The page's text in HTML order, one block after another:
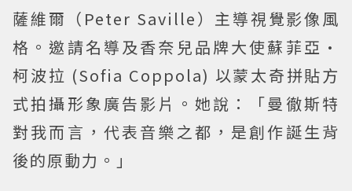
薩維爾（Peter Saville）主導視覺影像風
格。邀請名導及香奈兒品牌大使蘇菲亞·
柯波拉 (Sofia Coppola) 以蒙太奇拼貼方
式拍攝形象廣告影片。她說：「曼徹斯特
對我而言，代表音樂之都，是創作誕生背
後的原動力。」